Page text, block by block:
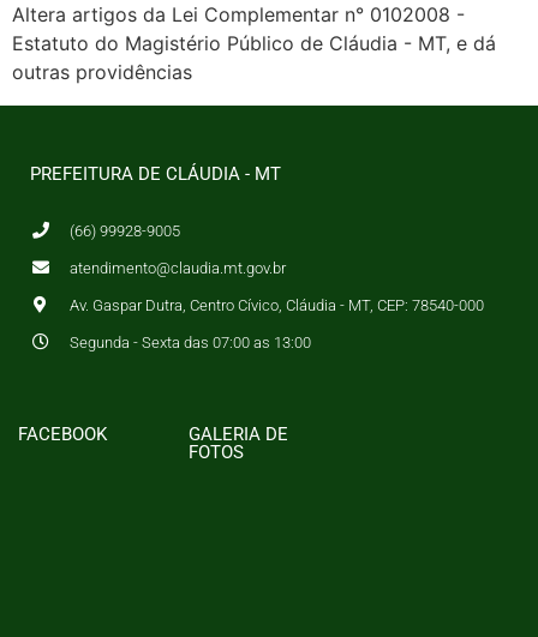
Altera artigos da Lei Complementar n° 0102008 -
Estatuto do Magistério Público de Cláudia - MT, e dá
outras providências
PREFEITURA DE CLÁUDIA - MT
(66) 99928-9005
atendimento@claudia.mt.gov.br
Av. Gaspar Dutra, Centro Cívico, Cláudia - MT, CEP: 78540-000
Segunda - Sexta das 07:00 as 13:00
FACEBOOK
GALERIA DE
FOTOS